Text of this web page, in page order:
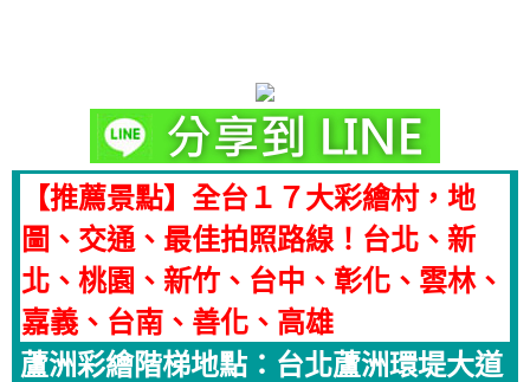
【推薦景點】全台１７大彩繪村，地
圖、交通、最佳拍照路線！台北、新
北、桃園、新竹、台中、彰化、雲林、
嘉義、台南、善化、高雄
蘆洲彩繪階梯地點：台北蘆洲環堤大道